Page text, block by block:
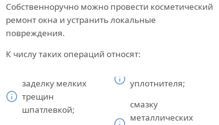
Собственноручно можно провести косметический
ремонт окна и устранить локальные
повреждения.
К числу таких операций относят:
заделку мелких
трещин
шпатлевкой;
уплотнителя;
смазку
металлических